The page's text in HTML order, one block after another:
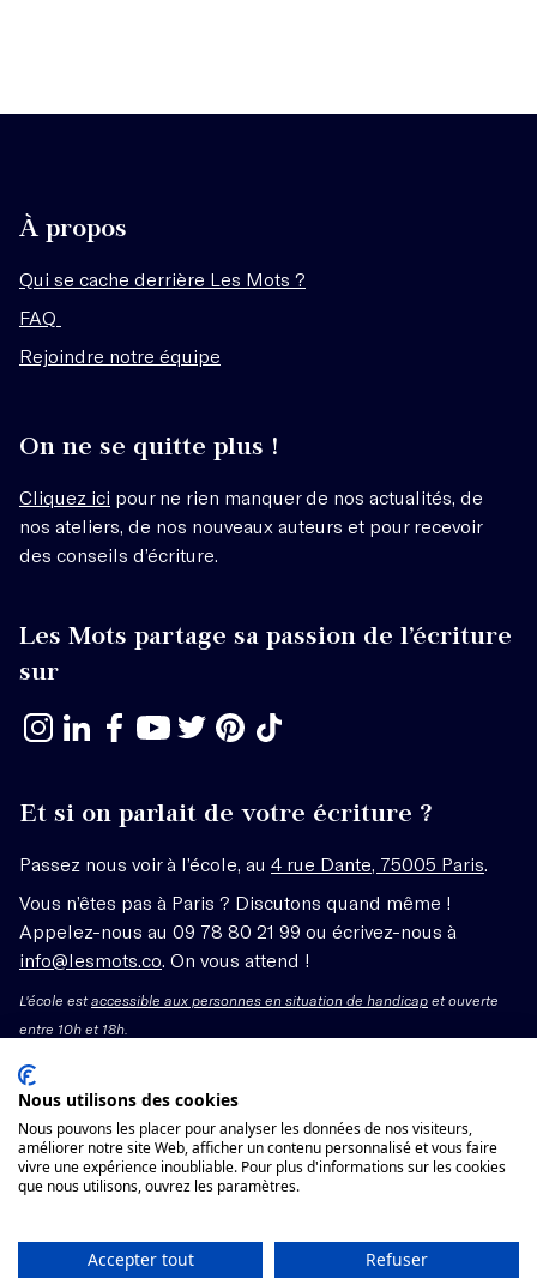
À propos
Qui se cache derrière Les Mots ?
FAQ
Rejoindre notre équipe
On ne se quitte plus !
Cliquez ici pour ne rien manquer de nos actualités, de
nos ateliers, de nos nouveaux auteurs et pour recevoir
des conseils d’écriture.
Les Mots partage sa passion de l’écriture
sur
Et si on parlait de votre écriture ?
Passez nous voir à l’école, au 4 rue Dante, 75005 Paris
Vous n’êtes pas à Paris ? Discutons quand même !
Appelez-nous au 09 78 80 21 99 ou écrivez-nous à
info@lesmots.co . On vous attend !
L'école estaccessible aux personnes en situation de handicap et ouverte
entre 10h et 18h.
Mentions légales – CGV
Organisme de formation enregistré sous le numéro
11755662775 auprès du préfet de région Île-de-France.
Voir les conditions générales de vente
Nous utilisons des cookies
Nous pouvons les placer pour analyser les données de nos visiteurs,
améliorer notre site Web, afficher un contenu personnalisé et vous faire
vivre une expérience inoubliable. Pour plus d'informations sur les cookies
que nous utilisons, ouvrez les paramètres.
Accepter tout Refuser